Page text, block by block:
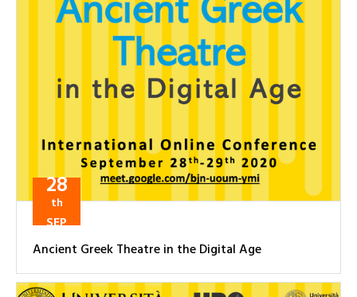
28
th
SEP
Ancient Greek Theatre in the Digital Age